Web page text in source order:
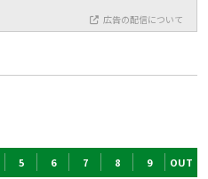
広告の配信について
5 6 7 8 9 OUT